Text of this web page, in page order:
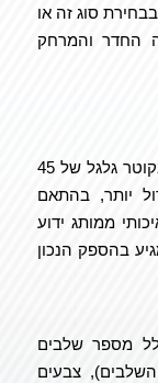
סוג זה או
החדר והמרחק
רוב המנועים לתריסים החשמליים מגיעים בקוטר גלגל של 45
יותר, בהתאם
ממותג ידוע
בהספק הנכון
מספר שלבים
צבעים